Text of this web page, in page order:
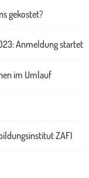
gekostet?
Anmeldung startet
im Umlauf
ZAFI